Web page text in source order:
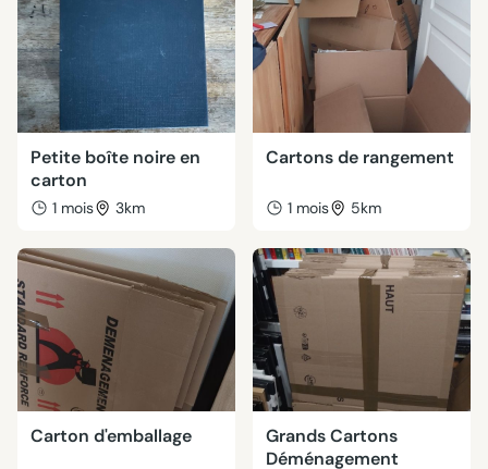
Petite boîte noire en
carton
1 mois 3km
Cartons de rangement
1 mois 5km
Carton d'emballage
Grands Cartons
Déménagement